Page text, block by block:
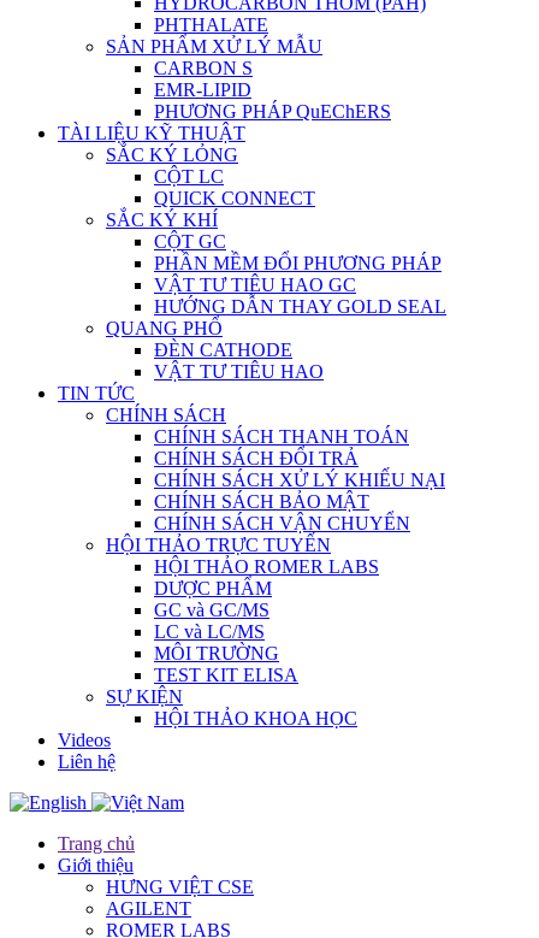
PHTHALATE
SẢN PHẨM XỬ LÝ MẪU
CARBON S
EMR-LIPID
PHƯƠNG PHÁP QuEChERS
TÀI LIỆU KỸ THUẬT
SẮC KÝ LỎNG
CỘT LC
QUICK CONNECT
SẮC KÝ KHÍ
CỘT GC
PHẦN MỀM ĐỔI PHƯƠNG PHÁP
VẬT TƯ TIÊU HAO GC
HƯỚNG DẪN THAY GOLD SEAL
QUANG PHỔ
ĐÈN CATHODE
VẬT TƯ TIÊU HAO
TIN TỨC
CHÍNH SÁCH
CHÍNH SÁCH THANH TOÁN
CHÍNH SÁCH ĐỔI TRẢ
CHÍNH SÁCH XỬ LÝ KHIẾU NẠI
CHÍNH SÁCH BẢO MẬT
CHÍNH SÁCH VẬN CHUYỂN
HỘI THẢO TRỰC TUYẾN
HỘI THẢO ROMER LABS
DƯỢC PHẨM
GC và GC/MS
LC và LC/MS
MÔI TRƯỜNG
TEST KIT ELISA
SỰ KIỆN
HỘI THẢO KHOA HỌC
Videos
Liên hệ
Trang chủ
Giới thiệu
HƯNG VIỆT CSE
AGILENT
ROMER LABS